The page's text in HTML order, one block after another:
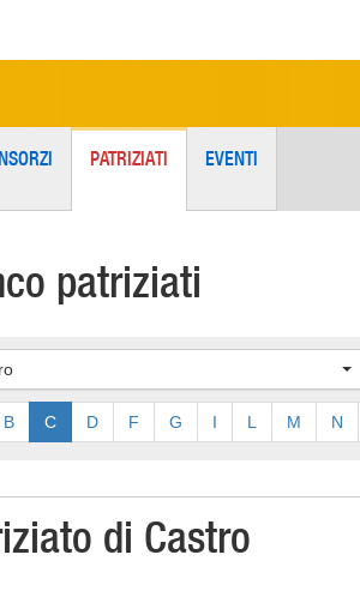
PATRIZIATI EVENTI
patriziati
B C D F G I L M N
di Castro